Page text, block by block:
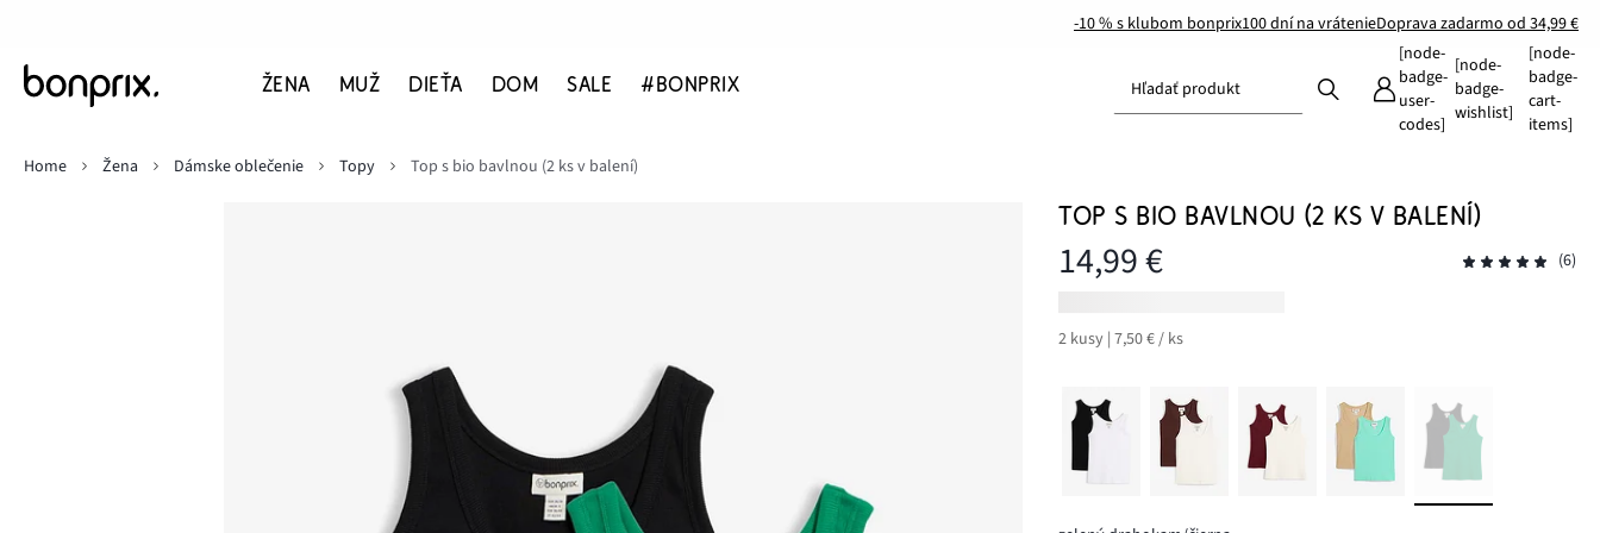
-10 % s klubom bonprix100 dní na vrátenieDoprava zadarmo od 34,99 €
ŽENA MUŽ DIEŤA DOM SALE #BONPRIX Hľadať produkt
[node-
badge-
user-
codes]
[node-
badge-
wishlist]
[node-
badge-
cart-
items]
Home
Žena Dámske oblečenie Topy Top s bio bavlnou (2 ks v balení)
TOP S BIO BAVLNOU (2 KS V BALENÍ)
14,99 € (6)
2 kusy | 7,50 € / ks